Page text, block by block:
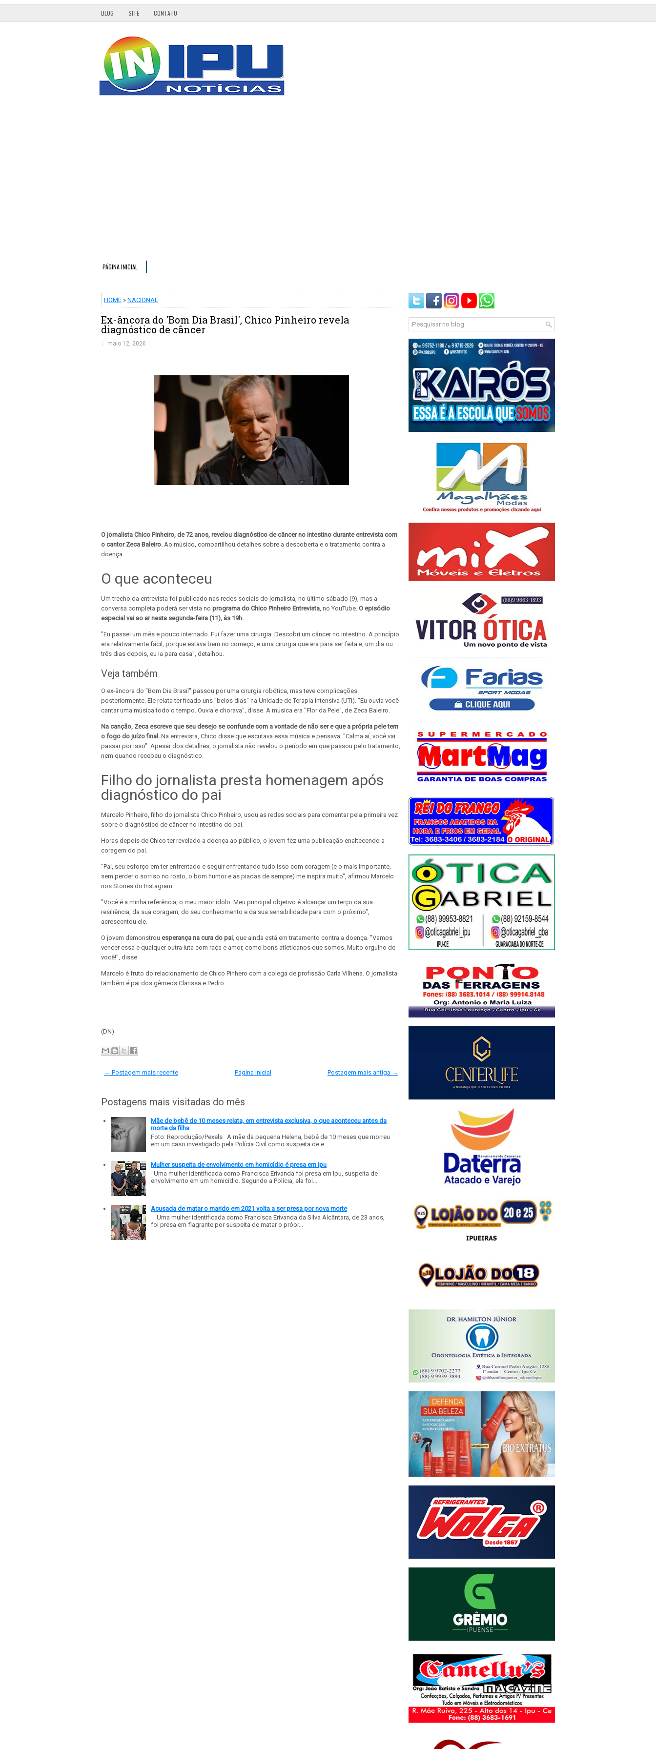
BLOG SITE CONTATO
PÁGINA INICIAL
HOME » NACIONAL
Ex-âncora do 'Bom Dia Brasil', Chico Pinheiro revela
diagnóstico de câncer
maio 12, 2026
O jornalista Chico Pinheiro, de 72 anos, revelou diagnóstico de câncer no intestino durante entrevista com
o cantor Zeca Baleiro. Ao músico, compartilhou detalhes sobre a descoberta e o tratamento contra a
doença.
O que aconteceu
Um trecho da entrevista foi publicado nas redes sociais do jornalista, no último sábado (9), mas a
conversa completa poderá ser vista no programa do Chico Pinheiro Entrevista , no YouTube. O episódio
especial vai ao ar nesta segunda-feira (11), às 19h.
"Eu passei um mês e pouco internado. Fui fazer uma cirurgia. Descobri um câncer no intestino. A princípio
era relativamente fácil, porque estava bem no começo, e uma cirurgia que era para ser feita e, um dia ou
três dias depois, eu ia para casa", detalhou.
Veja também
O ex-âncora do "Bom Dia Brasil" passou por uma cirurgia robótica, mas teve complicações
posteriormente. Ele relata ter ficado uns "belos dias" na Unidade de Terapia Intensiva (UTI). "Eu ouvia você
cantar uma música todo o tempo. Ouvia e chorava", disse. A música era "Flor da Pele", de Zeca Baleiro.
Na canção, Zeca escreve que seu desejo se confunde com a vontade de não ser e que a própria pele tem
o fogo do juízo final. Na entrevista, Chico disse que escutava essa música e pensava: "Calma aí, você vai
passar por isso". Apesar dos detalhes, o jornalista não revelou o período em que passou pelo tratamento,
nem quando recebeu o diagnóstico.
Filho do jornalista presta homenagem após
diagnóstico do pai
Marcelo Pinheiro, filho do jornalista Chico Pinheiro, usou as redes sociais para comentar pela primeira vez
sobre o diagnóstico de câncer no intestino do pai.
Horas depois de Chico ter revelado a doença ao público, o jovem fez uma publicação enaltecendo a
coragem do pai.
"Pai, seu esforço em ter enfrentado e seguir enfrentando tudo isso com coragem (e o mais importante,
sem perder o sorriso no rosto, o bom humor e as piadas de sempre) me inspira muito", afirmou Marcelo
nos Stories do Instagram.
"Você é a minha referência, o meu maior ídolo. Meu principal objetivo é alcançar um terço da sua
resiliência, da sua coragem, do seu conhecimento e da sua sensibilidade para com o próximo",
acrescentou ele.
O jovem demonstrou esperança na cura do pai , que ainda está em tratamento contra a doença. "Vamos
vencer essa e qualquer outra luta com raça e amor, como bons atleticanos que somos. Muito orgulho de
você!", disse.
Marcelo é fruto do relacionamento de Chico Pinhero com a colega de profissão Carla Vilhena. O jornalista
também é pai dos gêmeos Clarissa e Pedro.
(DN)
← Postagem mais recente Postagem mais antiga →
Página inicial
Postagens mais visitadas do mês
Mãe de bebê de 10 meses relata, em entrevista exclusiva, o que aconteceu antes da
morte da filha
Foto: Reprodução/Pexels A mãe da pequena Helena, bebê de 10 meses que morreu
em um caso investigado pela Polícia Civil como suspeita de e...
Mulher suspeita de envolvimento em homicídio é presa em Ipu
Uma mulher identificada como Francisca Erivanda foi presa em Ipu, suspeita de
envolvimento em um homicídio. Segundo a Polícia, ela foi...
Acusada de matar o marido em 2021 volta a ser presa por nova morte
Uma mulher identificada como Francisca Erivanda da Silva Alcântara, de 23 anos,
foi presa em flagrante por suspeita de matar o própr...